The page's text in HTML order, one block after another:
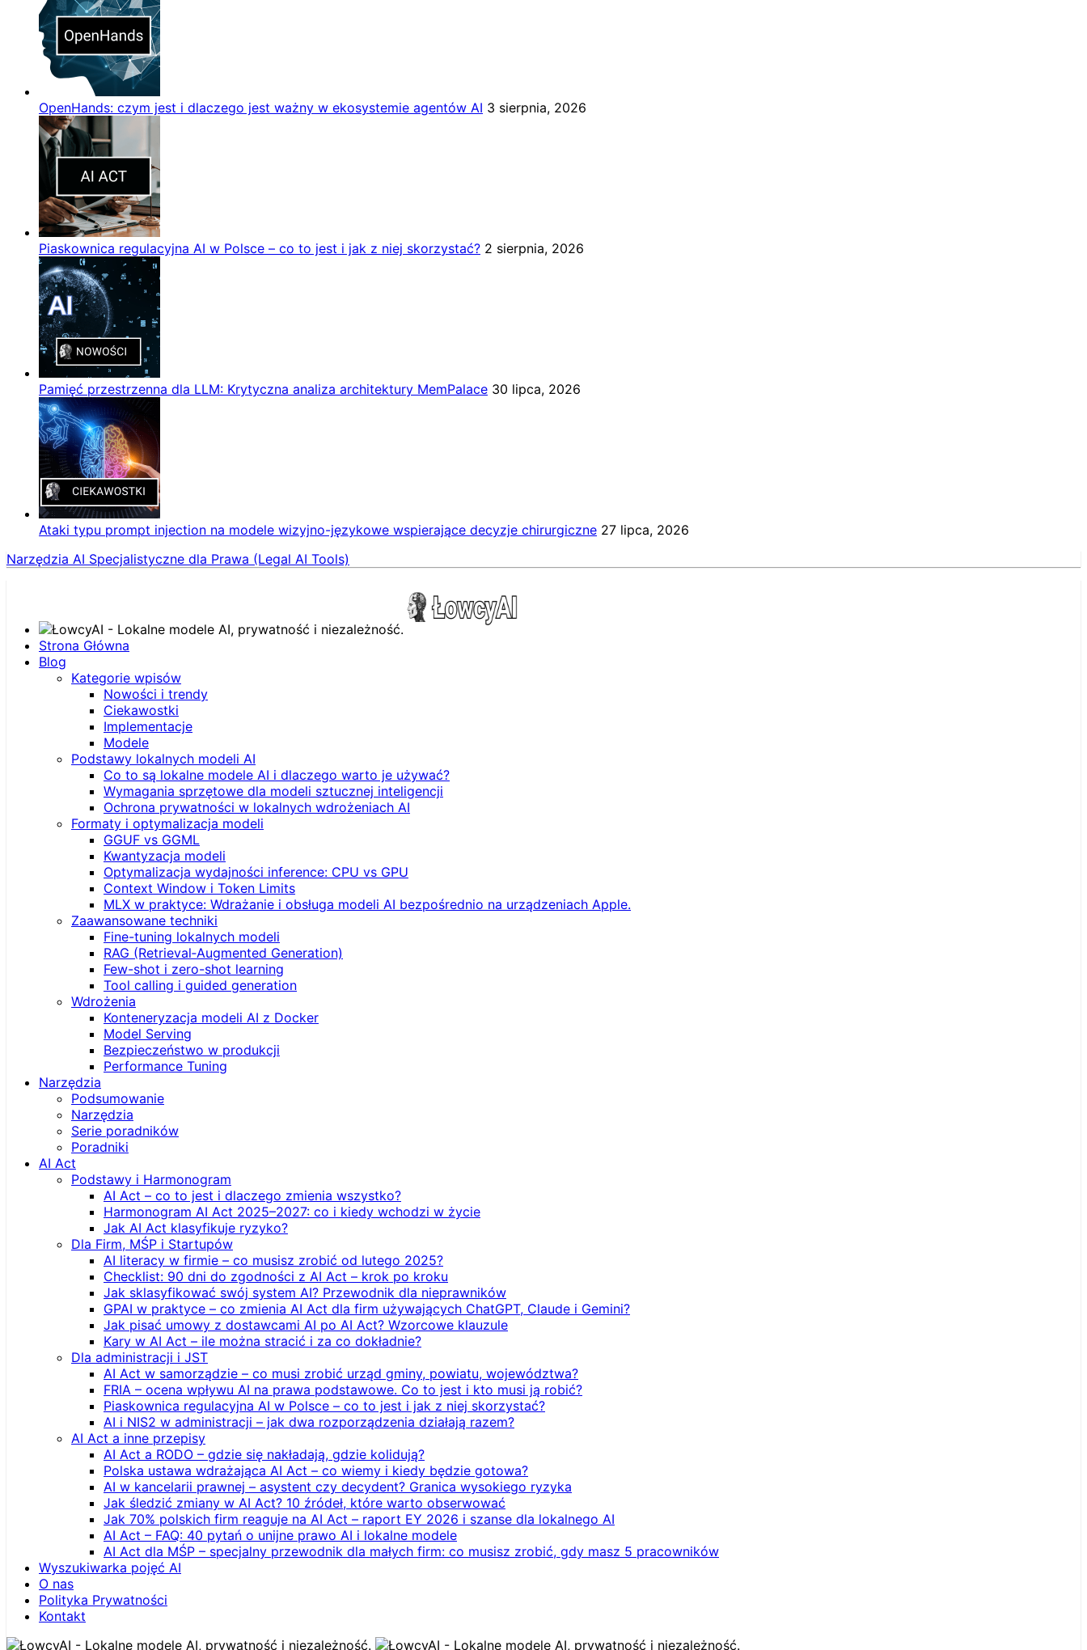
OpenHands: czym jest i dlaczego jest ważny w ekosystemie agentów AI 3 sierpnia, 2026
Piaskownica regulacyjna AI w Polsce – co to jest i jak z niej skorzystać? 2 sierpnia, 2026
Pamięć przestrzenna dla LLM: Krytyczna analiza architektury MemPalace 30 lipca, 2026
Ataki typu prompt injection na modele wizyjno-językowe wspierające decyzje chirurgiczne 27 lipca, 2026
Narzędzia AI Specjalistyczne dla Prawa (Legal AI Tools)
Strona Główna
Blog
Kategorie wpisów
Nowości i trendy
Ciekawostki
Implementacje
Modele
Podstawy lokalnych modeli AI
Co to są lokalne modele AI i dlaczego warto je używać?
Wymagania sprzętowe dla modeli sztucznej inteligencji
Ochrona prywatności w lokalnych wdrożeniach AI
Formaty i optymalizacja modeli
GGUF vs GGML
Kwantyzacja modeli
Optymalizacja wydajności inference: CPU vs GPU
Context Window i Token Limits
MLX w praktyce: Wdrażanie i obsługa modeli AI bezpośrednio na urządzeniach Apple.
Zaawansowane techniki
Fine-tuning lokalnych modeli
RAG (Retrieval‑Augmented Generation)
Few-shot i zero-shot learning
Tool calling i guided generation
Wdrożenia
Konteneryzacja modeli AI z Docker
Model Serving
Bezpieczeństwo w produkcji
Performance Tuning
Narzędzia
Podsumowanie
Narzędzia
Serie poradników
Poradniki
AI Act
Podstawy i Harmonogram
AI Act – co to jest i dlaczego zmienia wszystko?
Harmonogram AI Act 2025–2027: co i kiedy wchodzi w życie
Jak AI Act klasyfikuje ryzyko?
Dla Firm, MŚP i Startupów
AI literacy w firmie – co musisz zrobić od lutego 2025?
Checklist: 90 dni do zgodności z AI Act – krok po kroku
Jak sklasyfikować swój system AI? Przewodnik dla nieprawników
GPAI w praktyce – co zmienia AI Act dla firm używających ChatGPT, Claude i Gemini?
Jak pisać umowy z dostawcami AI po AI Act? Wzorcowe klauzule
Kary w AI Act – ile można stracić i za co dokładnie?
Dla administracji i JST
AI Act w samorządzie – co musi zrobić urząd gminy, powiatu, województwa?
FRIA – ocena wpływu AI na prawa podstawowe. Co to jest i kto musi ją robić?
Piaskownica regulacyjna AI w Polsce – co to jest i jak z niej skorzystać?
AI i NIS2 w administracji – jak dwa rozporządzenia działają razem?
AI Act a inne przepisy
AI Act a RODO – gdzie się nakładają, gdzie kolidują?
Polska ustawa wdrażająca AI Act – co wiemy i kiedy będzie gotowa?
AI w kancelarii prawnej – asystent czy decydent? Granica wysokiego ryzyka
Jak śledzić zmiany w AI Act? 10 źródeł, które warto obserwować
Jak 70% polskich firm reaguje na AI Act – raport EY 2026 i szanse dla lokalnego AI
AI Act – FAQ: 40 pytań o unijne prawo AI i lokalne modele
AI Act dla MŚP – specjalny przewodnik dla małych firm: co musisz zrobić, gdy masz 5 pracowników
Wyszukiwarka pojęć AI
O nas
Polityka Prywatności
Kontakt